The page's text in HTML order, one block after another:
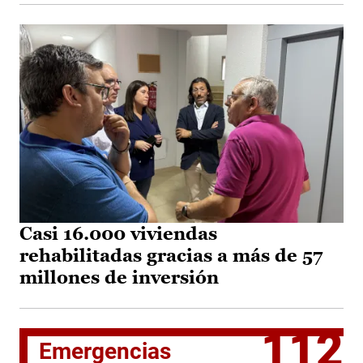
Casi 16.000 viviendas
rehabilitadas gracias a más de 57
millones de inversión
Emergencias 112